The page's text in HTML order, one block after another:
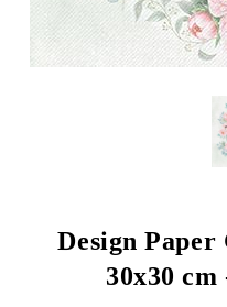
Design
30x30 cm